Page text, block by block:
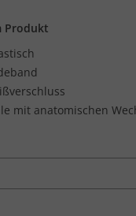
Produkt
mit anatomischen